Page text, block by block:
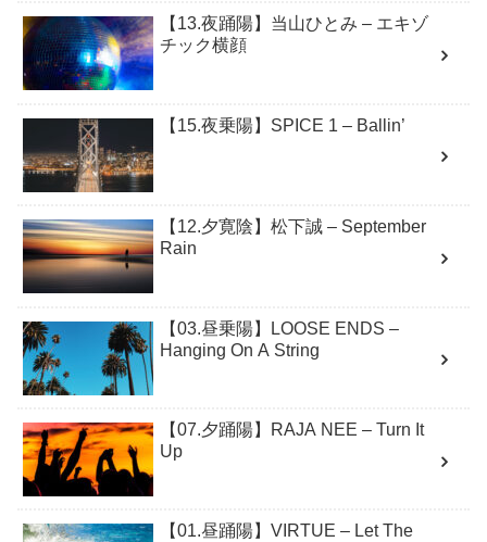
【13.夜踊陽】当山ひとみ – エキゾ
チック横顔
【15.夜乗陽】SPICE 1 – Ballin’
【12.夕寛陰】松下誠 – September
Rain
【03.昼乗陽】LOOSE ENDS –
Hanging On A String
【07.夕踊陽】RAJA NEE – Turn It
Up
【01.昼踊陽】VIRTUE – Let The